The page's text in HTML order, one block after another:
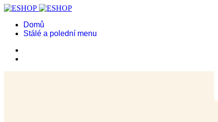
Domů
Stálé a polední menu